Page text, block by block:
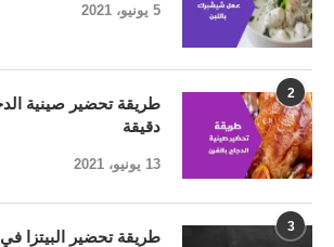
5 يونيو، 2021
2
دقيقة
13 يونيو، 2021
3
طريقة تحضير البيتزا في 15 دقيقة